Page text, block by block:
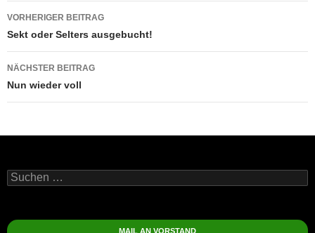
Beitragsnavigation
VORHERIGER BEITRAG
Sekt oder Selters ausgebucht!
NÄCHSTER BEITRAG
Nun wieder voll
Suchen
nach:
MAIL AN VORSTAND